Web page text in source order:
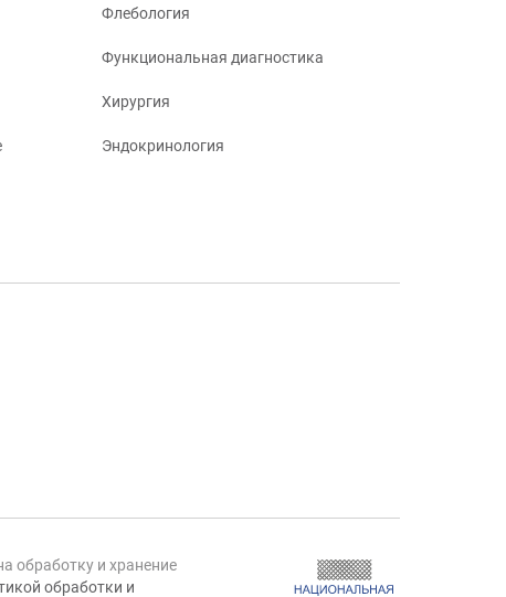
Флебология
Функциональная диагностика
Хирургия
Эндокринология
обработку и хранение
обработки и